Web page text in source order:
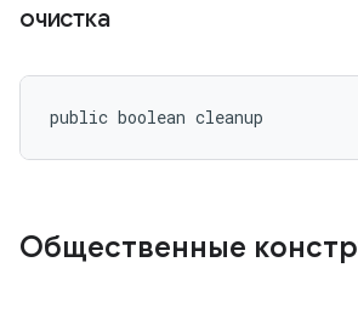
очистка
public boolean cleanup
Общественные